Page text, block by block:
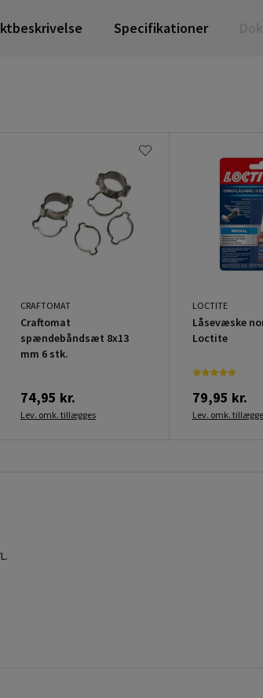
Specifikationer
CRAFTOMAT
Craftomat
spændebåndsæt 8x13
mm 6 stk.
74,95 kr.
Lev. omk. tillægges
LOCTITE
Låsevæske
Loctite
79,95 kr.
Lev. omk.